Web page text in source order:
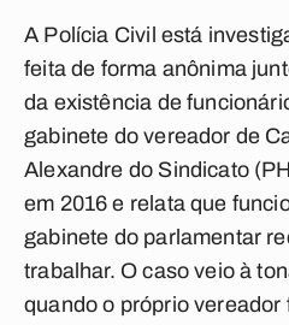
A Polícia Civil está
feita de forma anônima
da existência de
gabinete do vereador de
Alexandre do Sindicato
em 2016 e relata que
gabinete do parlamentar
trabalhar. O caso veio à
quando o próprio vereador